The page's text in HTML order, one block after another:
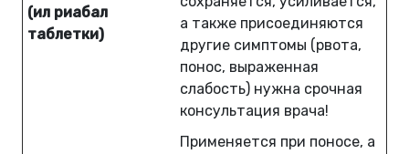
(ил риабал
таблетки)
а также присоединяются
другие симптомы (рвота,
понос, выраженная
слабость) нужна срочная
консультация врача!
Применяется при поносе, а